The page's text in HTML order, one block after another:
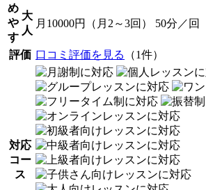
め
や
す
大
人
月10000円（月2～3回） 50分／回
評価 口コミ評価を見る （1件）
対応
コー
ス